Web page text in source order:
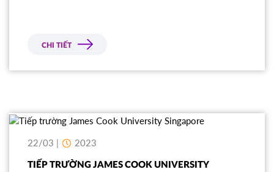
CHI TIẾT
22/03 | 2023
TIẾP TRƯỜNG JAMES COOK UNIVERSITY